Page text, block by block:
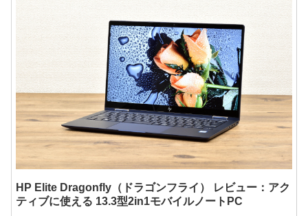
HP Elite Dragonfly（ドラゴンフライ） レビュー：アク
ティブに使える 13.3型2in1モバイルノートPC